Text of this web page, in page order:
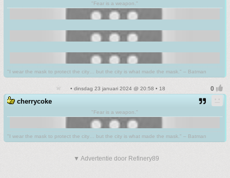
"Fear is a weapon."
"I wear the mask to protect the city… but the city is what made the mask." – Batman
• dinsdag 23 januari 2024 @ 20:58 • 18
cherrycoke
"Fear is a weapon."
"I wear the mask to protect the city… but the city is what made the mask." – Batman
▼ Advertentie door Refinery89